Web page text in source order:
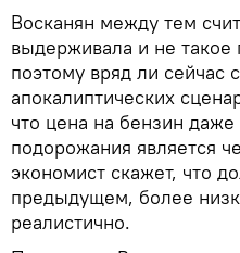
Восканян между тем
выдерживала и не такое
поэтому вряд ли сейчас
апокалиптических
что цена на бензин
подорожания является
экономист скажет, что
предыдущем, более
реалистично.